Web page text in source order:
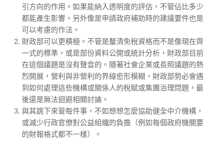
引方向的作用。如果能納入透明度的評估，不管佔比多少
都能產生影響。另外像是申請政府補助時的建議要件也是
可以考慮的作法。
財政部可以更積極。不管是釐清免稅資格而不是像現在齊
一式的標準，或是部份資料公開或統計分析，財政部目前
在這個議題是沒有聲音的。隨著社會企業或長照議題的熱
烈開展，營利與非營利的界線愈形模糊，財政部勢必會遇
到如何處理這些機構或關係人的稅賦或集團治理問題，最
後還是無法迴避相關討論。
與其跳下來管每件事，不如想想怎麼協助健全中介機構，
或減少行政官僚對公益組織的負擔（例如每個政府機關要
的財報格式都不一樣）。